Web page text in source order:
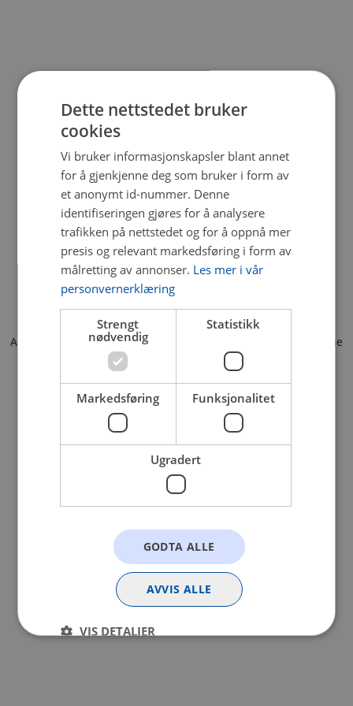
Application error: a client-side exception has occurred (see the
browser console for more information).
Dette nettstedet bruker
cookies
Vi bruker informasjonskapsler blant annet
for å gjenkjenne deg som bruker i form av
et anonymt id-nummer. Denne
identifiseringen gjøres for å analysere
trafikken på nettstedet og for å oppnå mer
presis og relevant markedsføring i form av
målretting av annonser. Les mer i vår
personvernerklæring
Strengt
nødvendig
Statistikk
Markedsføring Funksjonalitet
Ugradert
GODTA ALLE
AVVIS ALLE
VIS DETALJER